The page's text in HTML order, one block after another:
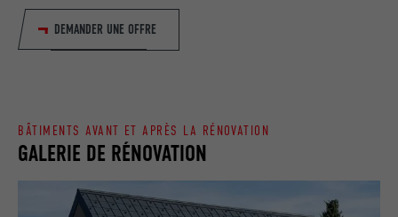
DEMANDER UNE OFFRE
GALERIE DE RÉNOVATION
BÂTIMENTS AVANT ET APRÈS LA RÉNOVATION
Est placé afin de tester si le navigateur
contient aucun élément d'identification.
l'utilisateur pour un site Internet.
EXPIRATION Session
UTILITÉ
Internet contient une fenêtre « Suivez-